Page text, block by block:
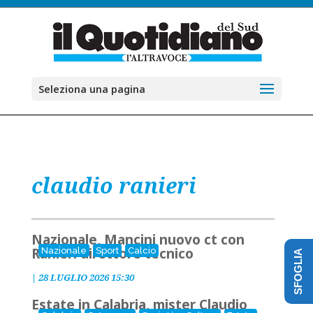
Seleziona una pagina
claudio ranieri
Nazionale Sport Calcio
Nazionale, Mancini nuovo ct con
Ranieri direttore tecnico
| 28 LUGLIO 2026 15:30
Estate in Calabria, mister Claudio
SFOGLIA